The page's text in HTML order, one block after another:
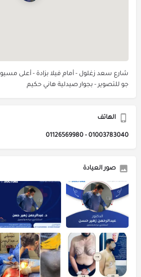
شارع سعد زغلول - أمام فيلا بزادة - أعلى مسيو
جو للتصوير - بجوار صيدلية هاني حكيم
الهاتف
01003783040 - 01126569980
صور العيادة